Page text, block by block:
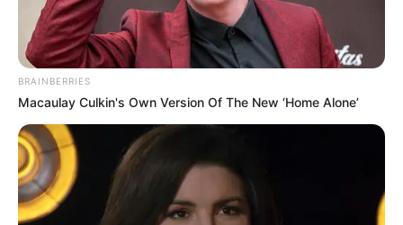
SAN JUAN
San Pedro: tradición, fe y
folclor que encienden el
TRÁNSITO
BRAINBERRIES
Macaulay Culkin's Own Version Of The New ‘Home Alone’